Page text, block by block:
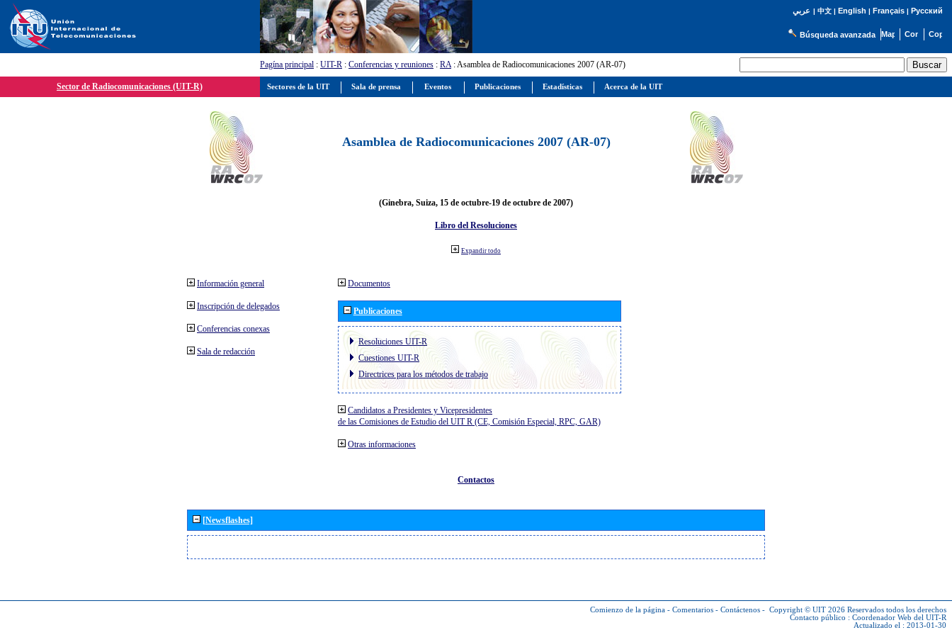
عربي | 中文| English | Français| Русский
Búsqueda avanzada
Pagína principal : UIT-R : Conferencias y reuniones : RA: Asamblea de Radiocomunicaciones 2007 (AR-07)
Sector de Radiocomunicaciones (UIT-R)
Asamblea de Radiocomunicaciones 2007 (AR-07)
(Ginebra, Suiza, 15 de octubre-19 de octubre de 2007)
Libro del Resoluciones
Expandir todo
Información general
Inscripción de delegados
Conferencias conexas
Sala de redacción
Documentos
Publicaciones
Resoluciones UIT-R
Cuestiones UIT-R
Directrices para los métodos de trabajo
Candidatos a Presidentes y Vicepresidentes
de las Comisiones de Estudio del UIT R (CE, Comisión Especial, RPC, GAR)
Otras informaciones
Contactos
[Newsflashes]
Comienzo de la página - Comentarios - Contáctenos - Copyright © UIT 2026 Reservados todos los derechos
Contacto público : Coordenador Web del UIT-R
Actualizado el : 2013-01-30
Sectores de la UIT Sala de prensa Eventos Publicaciones Estadísticas Acerca de la UIT